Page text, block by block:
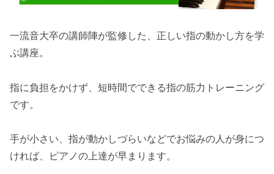
一流音大卒の講師陣が監修した、正しい指の動かし方を学
ぶ講座。
指に負担をかけず、短時間でできる指の筋力トレーニング
です。
手が小さい、指が動かしづらいなどでお悩みの人が身につ
ければ、ピアノの上達が早まります。